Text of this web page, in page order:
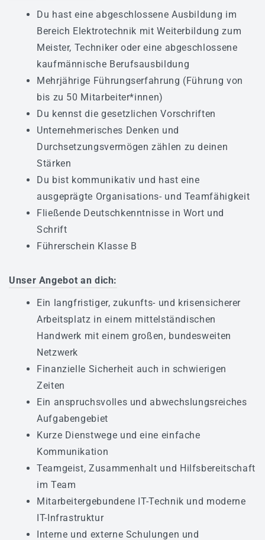
Du hast eine abgeschlossene Ausbildung im
Bereich Elektrotechnik mit Weiterbildung zum
Meister, Techniker oder eine abgeschlossene
kaufmännische Berufsausbildung
Mehrjährige Führungserfahrung (Führung von
bis zu 50 Mitarbeiter*innen)
Du kennst die gesetzlichen Vorschriften
Unternehmerisches Denken und
Durchsetzungsvermögen zählen zu deinen
Stärken
Du bist kommunikativ und hast eine
ausgeprägte Organisations- und Teamfähigkeit
Fließende Deutschkenntnisse in Wort und
Schrift
Führerschein Klasse B
Unser Angebot an dich:
Ein langfristiger, zukunfts- und krisensicherer
Arbeitsplatz in einem mittelständischen
Handwerk mit einem großen, bundesweiten
Netzwerk
Finanzielle Sicherheit auch in schwierigen
Zeiten
Ein anspruchsvolles und abwechslungsreiches
Aufgabengebiet
Kurze Dienstwege und eine einfache
Kommunikation
Teamgeist, Zusammenhalt und Hilfsbereitschaft
im Team
Mitarbeitergebundene IT-Technik und moderne
IT-Infrastruktur
Interne und externe Schulungen und